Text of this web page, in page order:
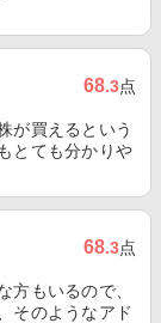
68.3点
が買えるという
とても分かりや
68.3点
方もいるので、
そのようなアド